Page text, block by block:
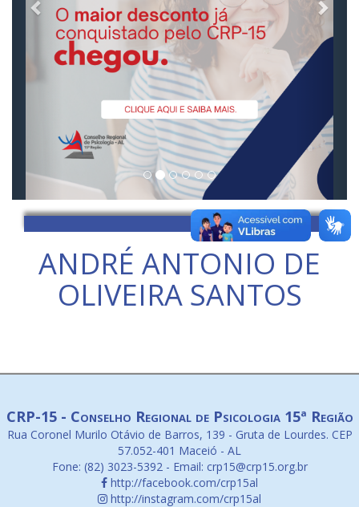
ANDRÉ ANTONIO DE
OLIVEIRA SANTOS
CRP-15 - Conselho Regional de Psicologia 15ª Região
Rua Coronel Murilo Otávio de Barros, 139 - Gruta de Lourdes. CEP
57.052-401 Maceió - AL
Fone: (82) 3023-5392 - Email: crp15@crp15.org.br
http://facebook.com/crp15al
http://instagram.com/crp15al